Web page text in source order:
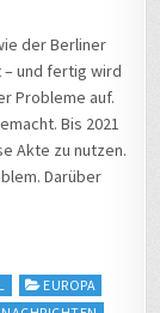
der Berliner
– und fertig wird
Probleme auf.
Bis 2021
Akte zu nutzen.
Darüber
EUROPA